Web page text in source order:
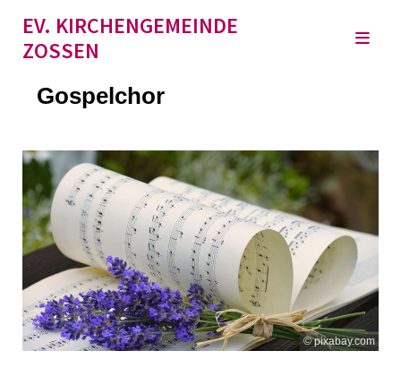
EV. KIRCHENGEMEINDE
ZOSSEN
Gospelchor
© pixabay.com